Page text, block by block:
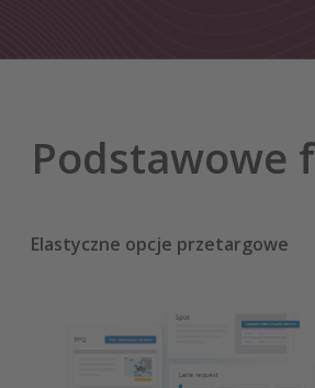
Podstawowe
Elastyczne opcje przetargowe